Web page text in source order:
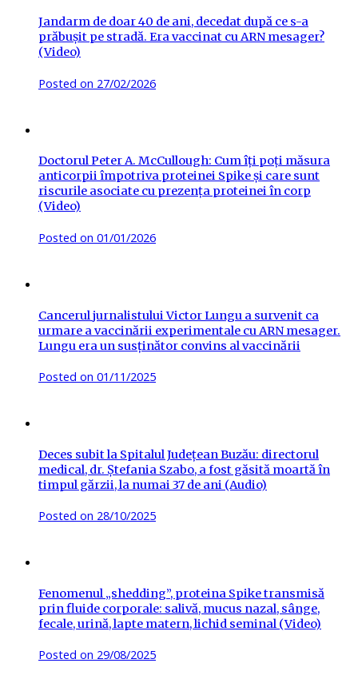
Jandarm de doar 40 de ani, decedat după ce s-a
prăbușit pe stradă. Era vaccinat cu ARN mesager?
(Video)
Posted on 27/02/2026
Doctorul Peter A. McCullough: Cum îți poți măsura
anticorpii împotriva proteinei Spike și care sunt
riscurile asociate cu prezența proteinei în corp
(Video)
Posted on 01/01/2026
Cancerul jurnalistului Victor Lungu a survenit ca
urmare a vaccinării experimentale cu ARN mesager.
Lungu era un susținător convins al vaccinării
Posted on 01/11/2025
Deces subit la Spitalul Județean Buzău: directorul
medical, dr. Ștefania Szabo, a fost găsită moartă în
timpul gărzii, la numai 37 de ani (Audio)
Posted on 28/10/2025
Fenomenul „shedding”, proteina Spike transmisă
prin fluide corporale: salivă, mucus nazal, sânge,
fecale, urină, lapte matern, lichid seminal (Video)
Posted on 29/08/2025